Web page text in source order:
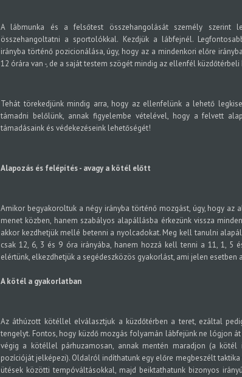
A lábmunka és a felsőtest összehangolását személy szerint
összehangoltatni a sportolókkal. Kezdjük a lábfejnél.
irányba történő pozicionálása, úgy, hogy az a mindenkori előre
12 órára van -, de a saját testem szögét mindig az ellenfél
Tehát törekedjünk mindig arra, hogy az ellenfelünk a lehető
támadni belőlünk, annak figyelembe vételével, hogy a felvett
támadásaink és védekezéseink lehetőségét!
Alapozás és felépítés - avagy a kötél előtt
Amikor begyakoroltuk a négy irányba történő mozgást, úgy, hogy az
menet közben, hanem szabályos alapállásba érkezünk vissza
akkor kezdhetjük mellé betenni a nyolcadokat. Meg kell tanulni
csak 12, 6, 3 és 9 óra irányába, hanem hozzá kell tenni a 11, 1, 5
elértünk, elkezdhetjük a segédeszközös gyakorlást, ami jelen esetben
A kötél a gyakorlatban
Az áthúzott kötéllel elválasztjuk a küzdőtérben a teret, ezáltal
tengelyt. Fontos, hogy küzdő mozgás folyamán lábfejünk ne lógjon
végig a kötéllel párhuzamosan, annak mentén maradjon (a
pozícióját jelképezi). Oldalról indíthatunk egy előre megbeszélt
ütések közötti tempóváltásokkal, majd beiktathatunk bizonyos